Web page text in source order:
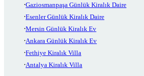
Gaziosmanpaşa Günlük Kiralık Daire
Esenler Günlük Kiralık Daire
Mersin Günlük Kiralık Ev
Ankara Günlük Kiralık Ev
Fethiye Kiralık Villa
Antalya Kiralık Villa